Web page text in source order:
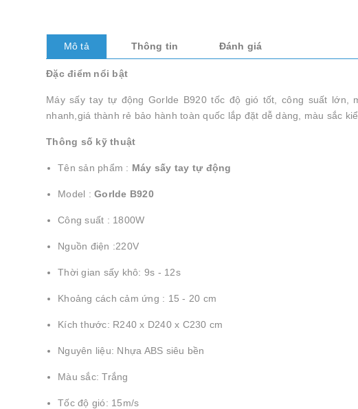
Mô tả Thông tin Đánh giá
Đặc điểm nổi bật
Máy sấy tay tự động Gorlde B920 tốc độ gió tốt, công suất
nhanh,giá thành rẻ bảo hành toàn quốc lắp đặt dễ dàng, màu sắc
Thông số kỹ thuật
Tên sản phẩm : Máy sấy tay tự động
Model : Gorlde B920
Công suất : 1800W
Nguồn điện :220V
Thời gian sấy khô: 9s - 12s
Khoảng cách cảm ứng : 15 - 20 cm
Kích thước: R240 x D240 x C230 cm
Nguyên liệu: Nhựa ABS siêu bền
Màu sắc: Trắng
Tốc độ gió: 15m/s